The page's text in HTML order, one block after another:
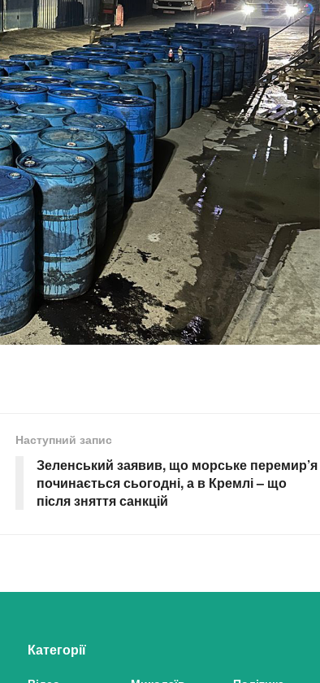
Наступний запис
Зеленський заявив, що морське перемир’я
починається сьогодні, а в Кремлі – що
після зняття санкцій
Категорії